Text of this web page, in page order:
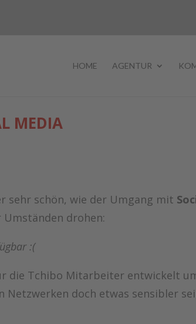
HOME AGENTUR
MEDIA
sehr schön, wie der Umgang mit
Umständen drohen:
:(
die Tchibo Mitarbeiter entwickelt
Netzwerken doch etwas sensibler